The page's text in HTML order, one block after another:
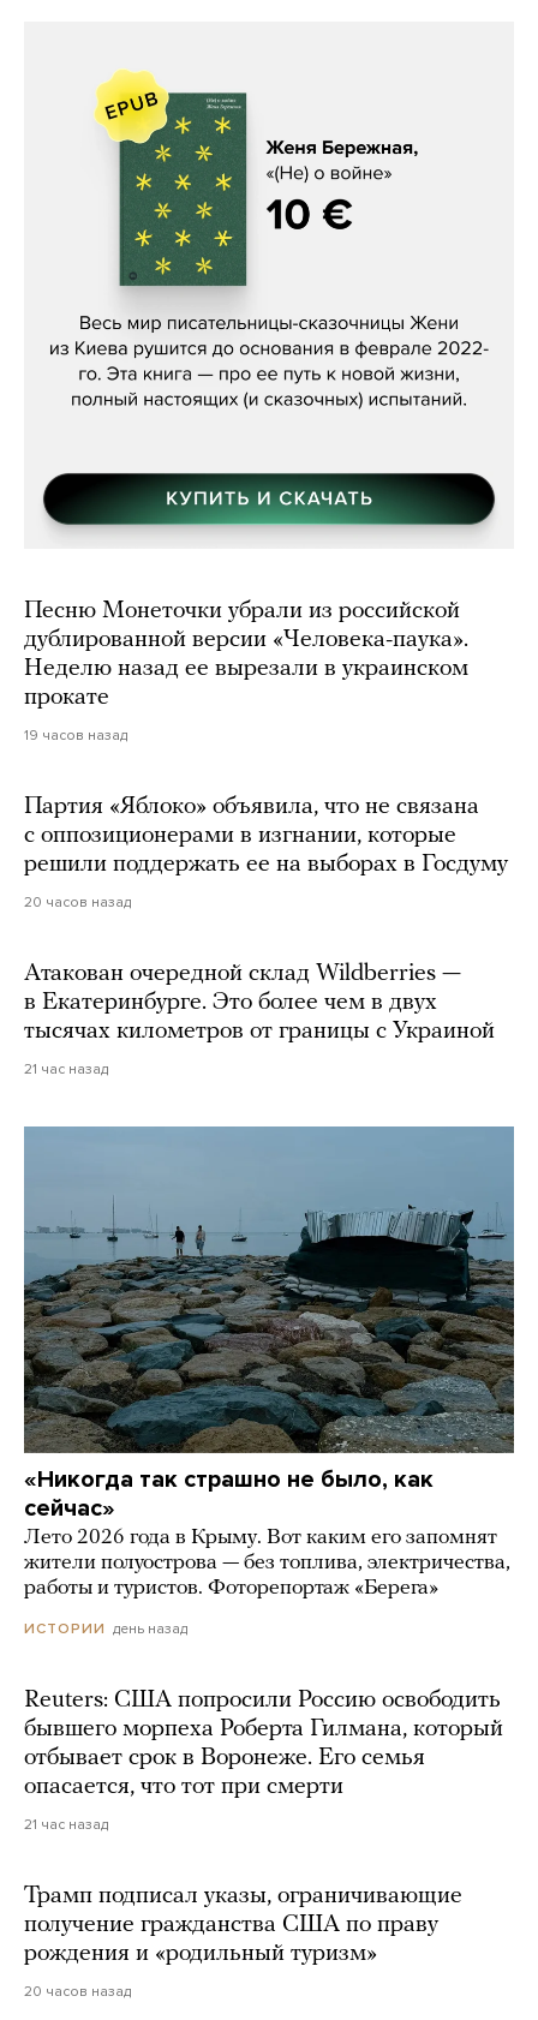
Женя Бережная, «(Не) о войне»
Песню Монеточки убрали из российской
дублированной версии «Человека-паука».
Неделю назад ее вырезали в украинском
прокате
19 часов назад
Партия «Яблоко» объявила, что не связана
с оппозиционерами в изгнании, которые
решили поддержать ее на выборах в Госдуму
20 часов назад
Атакован очередной склад Wildberries —
в Екатеринбурге. Это более чем в двух
тысячах километров от границы с Украиной
21 час назад
«Никогда так страшно не было, как
сейчас»
Лето 2026 года в Крыму. Вот каким его запомнят
жители полуострова — без топлива, электричества,
работы и туристов. Фоторепортаж «Берега»
ИСТОРИИ день назад
Reuters: США попросили Россию освободить
бывшего морпеха Роберта Гилмана, который
отбывает срок в Воронеже. Его семья
опасается, что тот при смерти
21 час назад
Трамп подписал указы, ограничивающие
получение гражданства США по праву
рождения и «родильный туризм»
20 часов назад